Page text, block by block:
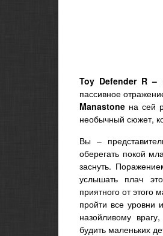
Toy Defender R –
пассивное
Manastone на сей
необычный сюжет,
Вы –
оберегать покой
заснуть.
услышать плач
приятного от этого
пройти все уровни
назойливому
будить маленьких